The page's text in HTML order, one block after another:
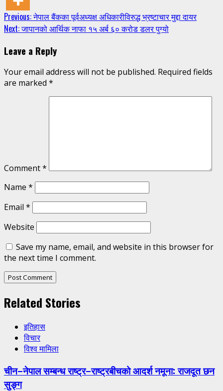
Continue
Reading
Previous:नेपाल बैंकका पूर्वअध्यक्ष अधिकारीविरुद्ध भ्रष्टाचार मुद्दा दायर
Next:जापानको आर्थिक नाफा १५ अर्ब ६० करोड डलर पुग्यो
Leave a Reply
Your email address will not be published. Required fields
are marked *
Comment*
Name *
Email *
Website
Save my name, email, and website in this browser for
the next time I comment.
Related Stories
इतिहास
विचार
विश्व मामिला
चीन–नेपाल सम्बन्ध राष्ट्र–राष्ट्रबीचको आदर्श नमूना: राजदूत छन
सुङ्ग